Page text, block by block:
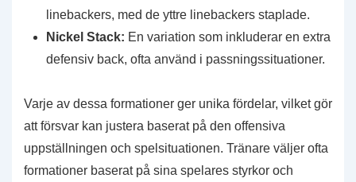
linebackers, med de yttre linebackers staplade.
Nickel Stack: En variation som inkluderar en extra
defensiv back, ofta använd i passningssituationer.
Varje av dessa formationer ger unika fördelar, vilket gör
att försvar kan justera baserat på den offensiva
uppställningen och spelsituationen. Tränare väljer ofta
formationer baserat på sina spelares styrkor och